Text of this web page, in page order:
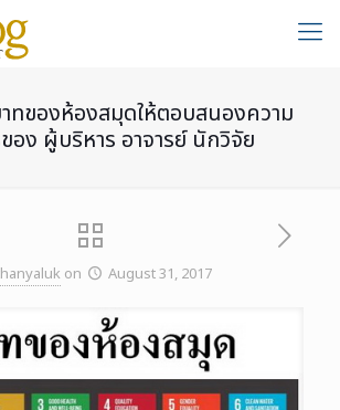
ทของห้องสมุดให้ตอบสนองความ
อง ผู้บริหาร อาจารย์ นักวิจัย
on August 31, 2017